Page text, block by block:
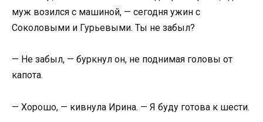
муж возился с машиной, — сегодня ужин с
Соколовыми и Гурьевыми. Ты не забыл?
— Не забыл, — буркнул он, не поднимая головы от
капота.
— Хорошо, — кивнула Ирина. — Я буду готова к шести.